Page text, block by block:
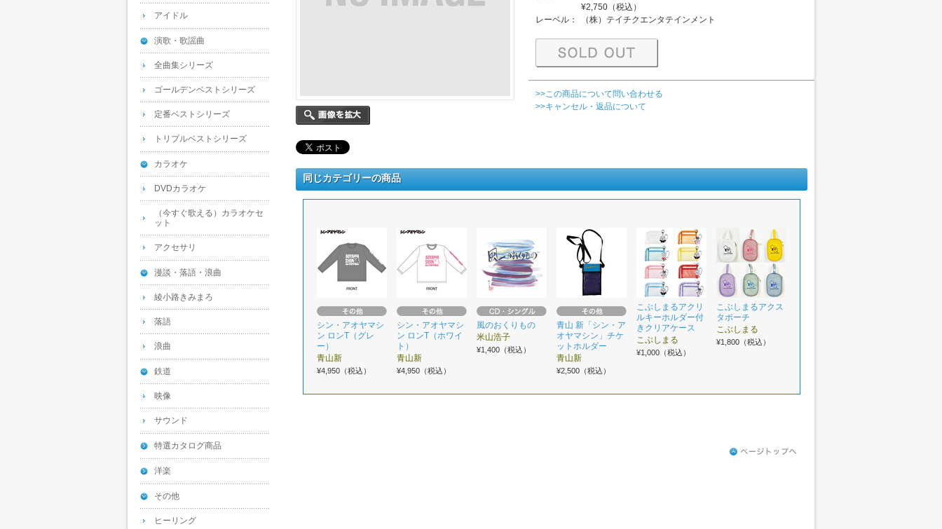
¥2,750（税込）
レーベル：
（株）テイチクエンタテインメント
>>この商品について問い合わせる
>>キャンセル・返品について
同じカテゴリーの商品
シン・アオヤマシ
ン ロンT（グレ
ー）
青山新
¥4,950（税込）
シン・アオヤマシ
ン ロンT（ホワイ
ト）
青山新
¥4,950（税込）
風のおくりもの
米山浩子
¥1,400（税込）
青山 新「シン・ア
オヤマシン」チケ
ットホルダー
青山新
¥2,500（税込）
こぶしまるアクリ
ルキーホルダー付
きクリアケース
こぶしまる
¥1,000（税込）
こぶしまるアクス
タポーチ
こぶしまる
¥1,800（税込）
アイドル
演歌・歌謡曲
全曲集シリーズ
ゴールデンベストシリーズ
定番ベストシリーズ
トリプルベストシリーズ
カラオケ
DVDカラオケ
（今すぐ歌える）カラオケセ
ット
アクセサリ
漫談・落語・浪曲
綾小路きみまろ
落語
浪曲
鉄道
映像
サウンド
特選カタログ商品
洋楽
その他
ヒーリング